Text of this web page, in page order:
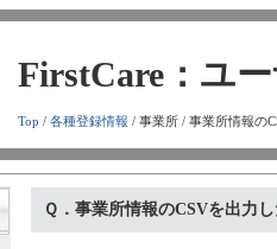
FirstCare：ユ
Top / 各種登録情報 / 事業所 / 事業所情報の
Ｑ．事業所情報のCSVを出力